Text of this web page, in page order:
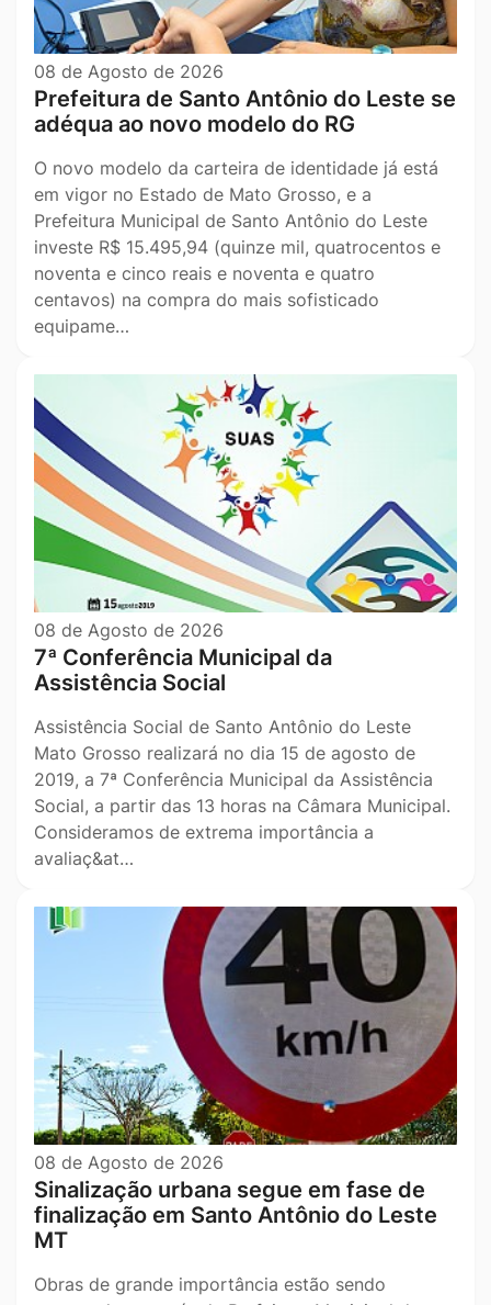
08 de Agosto de 2026
Prefeitura de Santo Antônio do Leste se
adéqua ao novo modelo do RG
O novo modelo da carteira de identidade já está
em vigor no Estado de Mato Grosso, e a
Prefeitura Municipal de Santo Antônio do Leste
investe R$ 15.495,94 (quinze mil, quatrocentos e
noventa e cinco reais e noventa e quatro
centavos) na compra do mais sofisticado
equipame…
08 de Agosto de 2026
7ª Conferência Municipal da
Assistência Social
Assistência Social de Santo Antônio do Leste
Mato Grosso realizará no dia 15 de agosto de
2019, a 7ª Conferência Municipal da Assistência
Social, a partir das 13 horas na Câmara Municipal.
Consideramos de extrema importância a
avaliaç&at…
08 de Agosto de 2026
Sinalização urbana segue em fase de
finalização em Santo Antônio do Leste
MT
Obras de grande importância estão sendo